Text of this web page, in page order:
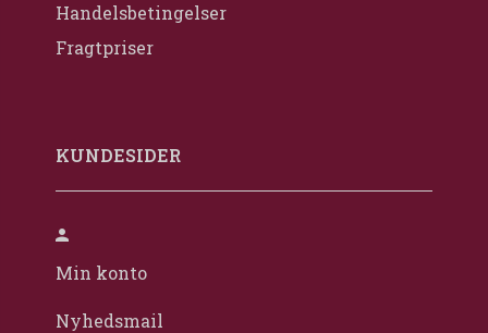
Handelsbetingelser
Fragtpriser
KUNDESIDER
Min konto
Nyhedsmail